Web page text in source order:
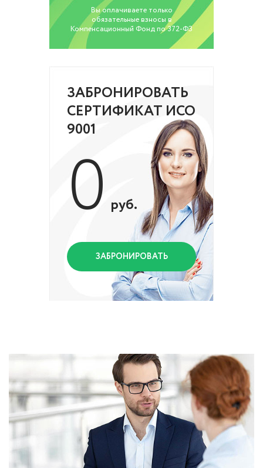
Вы оплачиваете только
обязательные взносы в
Компенсационный Фонд по 372-ФЗ
ЗАБРОНИРОВАТЬ
СЕРТИФИКАТ ИСО
9001
0 руб.
ЗАБРОНИРОВАТЬ